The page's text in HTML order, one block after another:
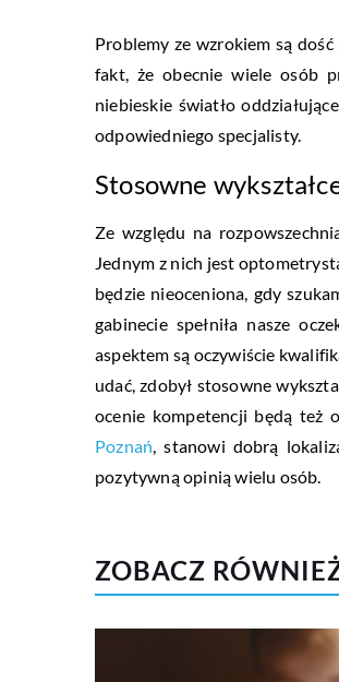
Problemy ze wzrokiem są
fakt, że obecnie wiele osób
niebieskie światło
odpowiedniego specjalisty.
Stosowne
Ze względu na
Jednym z nich jest
będzie nieoceniona, gdy
gabinecie spełniła nasze
aspektem są oczywiście
udać, zdobył stosowne
ocenie kompetencji będą też
Poznań, stanowi dobrą
pozytywną opinią wielu osób.
ZOBACZ